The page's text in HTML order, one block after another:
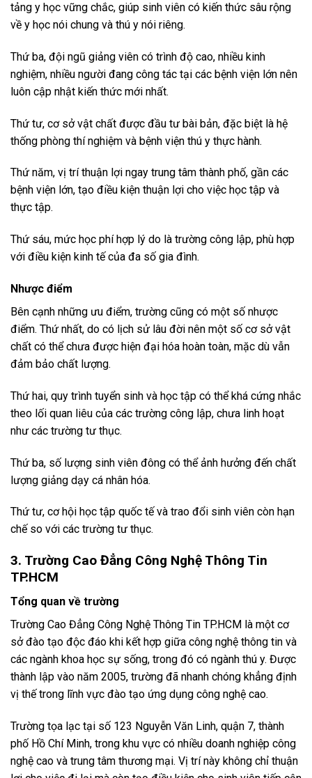
tảng y học vững chắc, giúp sinh viên có kiến thức sâu rộng
về y học nói chung và thú y nói riêng.
Thứ ba, đội ngũ giảng viên có trình độ cao, nhiều kinh
nghiệm, nhiều người đang công tác tại các bệnh viện lớn nên
luôn cập nhật kiến thức mới nhất.
Thứ tư, cơ sở vật chất được đầu tư bài bản, đặc biệt là hệ
thống phòng thí nghiệm và bệnh viện thú y thực hành.
Thứ năm, vị trí thuận lợi ngay trung tâm thành phố, gần các
bệnh viện lớn, tạo điều kiện thuận lợi cho việc học tập và
thực tập.
Thứ sáu, mức học phí hợp lý do là trường công lập, phù hợp
với điều kiện kinh tế của đa số gia đình.
Nhược điểm
Bên cạnh những ưu điểm, trường cũng có một số nhược
điểm. Thứ nhất, do có lịch sử lâu đời nên một số cơ sở vật
chất có thể chưa được hiện đại hóa hoàn toàn, mặc dù vẫn
đảm bảo chất lượng.
Thứ hai, quy trình tuyển sinh và học tập có thể khá cứng nhắc
theo lối quan liêu của các trường công lập, chưa linh hoạt
như các trường tư thục.
Thứ ba, số lượng sinh viên đông có thể ảnh hưởng đến chất
lượng giảng dạy cá nhân hóa.
Thứ tư, cơ hội học tập quốc tế và trao đổi sinh viên còn hạn
chế so với các trường tư thục.
3. Trường Cao Đẳng Công Nghệ Thông Tin
TP.HCM
Tổng quan về trường
Trường Cao Đẳng Công Nghệ Thông Tin TP.HCM là một cơ
sở đào tạo độc đáo khi kết hợp giữa công nghệ thông tin và
các ngành khoa học sự sống, trong đó có ngành thú y. Được
thành lập vào năm 2005, trường đã nhanh chóng khẳng định
vị thế trong lĩnh vực đào tạo ứng dụng công nghệ cao.
Trường tọa lạc tại số 123 Nguyễn Văn Linh, quận 7, thành
phố Hồ Chí Minh, trong khu vực có nhiều doanh nghiệp công
nghệ cao và trung tâm thương mại. Vị trí này không chỉ thuận